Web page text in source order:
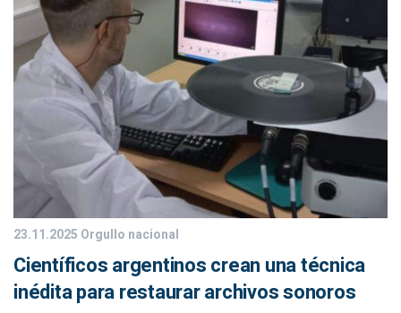
23.11.2025 Orgullo nacional
Científicos argentinos crean una técnica
inédita para restaurar archivos sonoros